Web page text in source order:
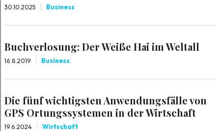
30.10.2025 Business
Buchverlosung: Der Weiße Hai im Weltall
16.8.2019 Business
Die fünf wichtigsten Anwendungsfälle von
GPS Ortungssystemen in der Wirtschaft
19.6.2024 Wirtschaft